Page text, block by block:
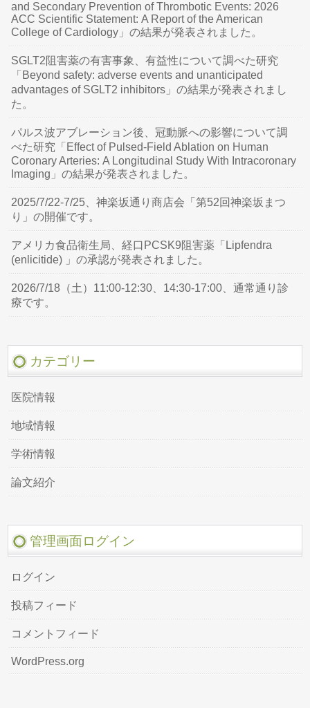
and Secondary Prevention of Thrombotic Events: 2026
ACC Scientific Statement: A Report of the American
College of Cardiology」の結果が発表されました。
SGLT2阻害薬の有害事象、有益性について調べた研究
「Beyond safety: adverse events and unanticipated
advantages of SGLT2 inhibitors」の結果が発表されまし
た。
パルス波アブレーション後、冠動脈への影響について調
べた研究「Effect of Pulsed-Field Ablation on Human
Coronary Arteries: A Longitudinal Study With Intracoronary
Imaging」の結果が発表されました。
2025/7/22-7/25、神楽坂通り商店会「第52回神楽坂まつ
り」の開催です。
アメリカ食品衛生局、経口PCSK9阻害薬「Lipfendra
(enlicitide) 」の承認が発表されました。
2026/7/18（土）11:00-12:30、14:30-17:00、通常通り診
療です。
カテゴリー
医院情報
地域情報
学術情報
論文紹介
管理画面ログイン
ログイン
投稿フィード
コメントフィード
WordPress.org